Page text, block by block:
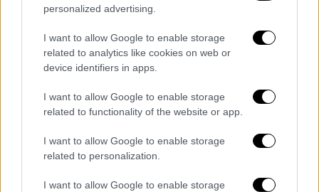
personalized advertising.
I want to allow Google to enable storage
related to analytics like cookies on web or
device identifiers in apps.
I want to allow Google to enable storage
related to functionality of the website or app.
I want to allow Google to enable storage
related to personalization.
I want to allow Google to enable storage
Φοβόμουν τι θα πουν οι άλλοι
δουν αυτή μου την ανάγκη για έκφραση...
Όμως ζούμε μόνο μια φορά και έχω την
ανάγκη να κάνω τα όνειρα μου
πραγματικότητα. Όταν λοιπόν ο συνεργάτης
μου, ο Γιώργος Λαιμός, μου έβαλε να ακούσω
τότε αισθάνθηκα ότι ήρθε η κατάλληλη
στιγμή».